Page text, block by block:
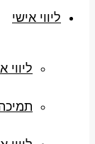
ליווי אישי